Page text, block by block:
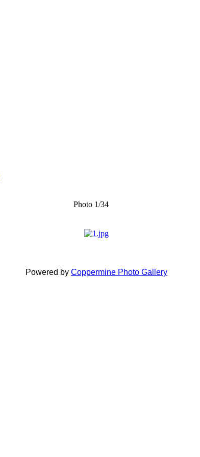
Photo 1/34
Powered by Coppermine Photo Gallery